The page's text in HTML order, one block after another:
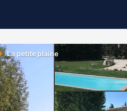
La petite plaine